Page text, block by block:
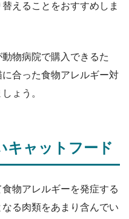
えることをおすすめしま
物病院で購入できるた
合った食物アレルギー対
ょう。
キャットフード
物アレルギーを発症する
る肉類をあまり含んでい